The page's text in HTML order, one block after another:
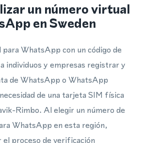
un número virtual
en Sweden
WhatsApp con un código de
individuos y empresas registrar y
de WhatsApp o WhatsApp
de una tarjeta SIM física
Rimbo. Al elegir un número de
WhatsApp en esta región,
proceso de verificación